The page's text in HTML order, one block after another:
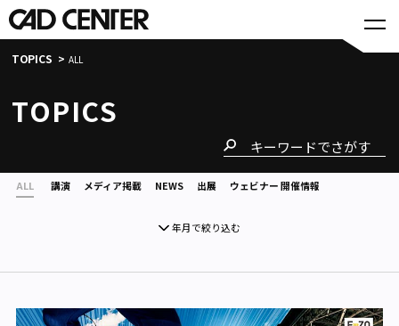
TOPICS ALL
TOPICS
ALL 講演 メディア掲載 NEWS 出展 ウェビナー 開催情報
年月で絞り込む